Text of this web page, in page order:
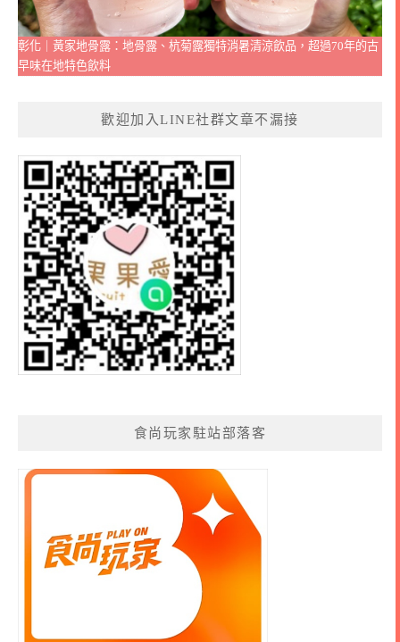
彰化｜黃家地骨露：地骨露、杭菊露獨特消暑清涼飲品，超過70年的古
早味在地特色飲料
歡迎加入LINE社群文章不漏接
食尚玩家駐站部落客